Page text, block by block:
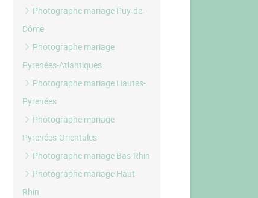
Photographe mariage Puy-de-
Dôme
Photographe mariage
Pyrenées-Atlantiques
Photographe mariage Hautes-
Pyrenées
Photographe mariage
Pyrenées-Orientales
Photographe mariage Bas-Rhin
Photographe mariage Haut-
Rhin